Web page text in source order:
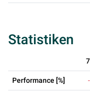
Statistiken
Performance [%]